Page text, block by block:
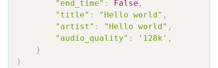
"end_time" : False ,
"title" : "Hello world" ,
"artist" : "Hello world" ,
"audio_quality" : '128k' ,
}
)